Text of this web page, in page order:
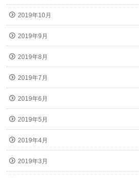
2019年10月
2019年9月
2019年8月
2019年7月
2019年6月
2019年5月
2019年4月
2019年3月